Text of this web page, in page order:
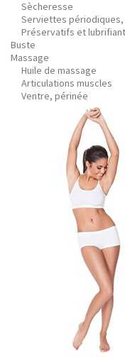
Sècheresse
Serviettes
Préservatifs et
Buste
Massage
Huile de massage
Articulations muscles
Ventre, périnée